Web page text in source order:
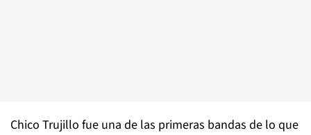
Chico Trujillo fue una de las primeras bandas de lo que